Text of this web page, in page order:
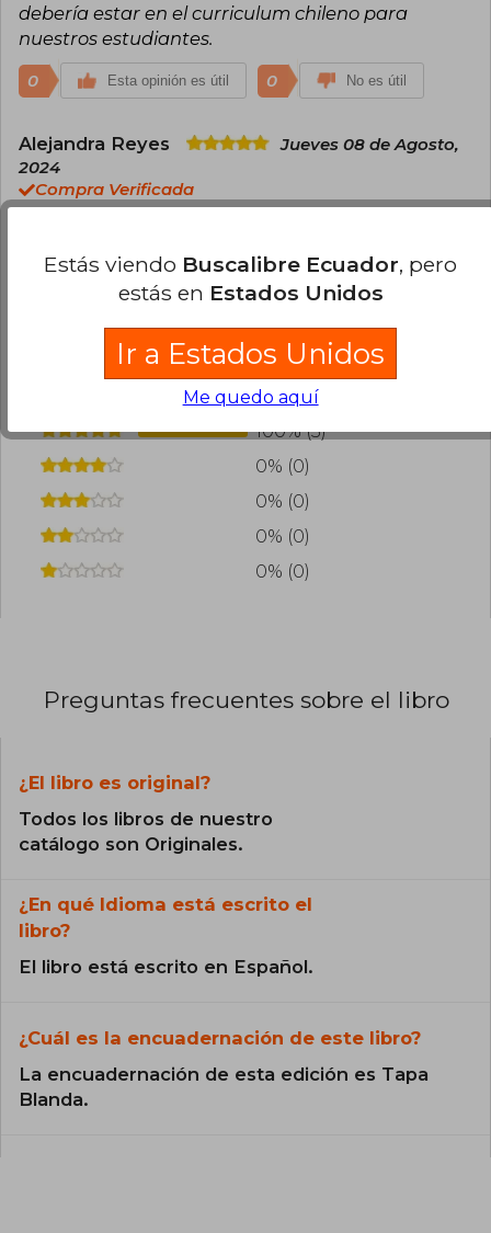
debería estar en el curriculum chileno para
nuestros estudiantes.
0 Esta opinión es útil 0 No es útil
Alejandra Reyes
Jueves 08 de Agosto,
2024
Compra Verificada
Esta opinión es útil 0 No es útil
¿Leíste este libro? Inicia sesión para poder
100% (3)
0% (0)
0% (0)
0% (0)
0% (0)
Preguntas frecuentes sobre el libro
¿El libro es original?
Todos los libros de nuestro
catálogo son Originales.
¿En qué Idioma está escrito el
libro?
El libro está escrito en Español.
¿Cuál es la encuadernación de este libro?
La encuadernación de esta edición es Tapa
Blanda.
Estás viendo Buscalibre Ecuador, pero
estás en Estados Unidos
Ir a Estados Unidos
Me quedo aquí